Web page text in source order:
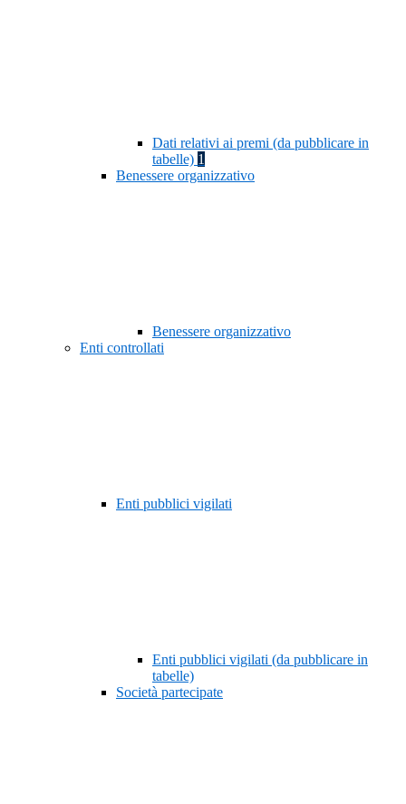
Dati relativi ai premi (da pubblicare in
tabelle) 1
Benessere organizzativo
Benessere organizzativo
Enti controllati
Enti pubblici vigilati
Enti pubblici vigilati (da pubblicare in
tabelle)
Società partecipate